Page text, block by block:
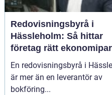
Redovisningsbyrå i
Hässleholm: Så hittar
företag rätt
En redovisningsbyrå i
är mer än en leverantör av
bokföring...